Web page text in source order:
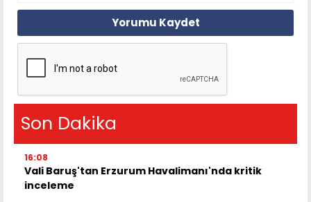
Yorumu Kaydet
Son Dakika
16:08
Vali Baruş'tan Erzurum Havalimanı'nda kritik
inceleme